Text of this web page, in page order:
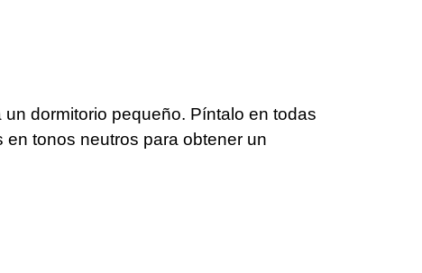
dormitorio pequeño. Píntalo en todas
tonos neutros para obtener un